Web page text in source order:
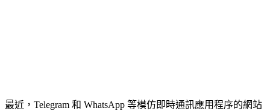
最近，Telegram 和 WhatsApp 等模仿即時通訊應用程序的網站